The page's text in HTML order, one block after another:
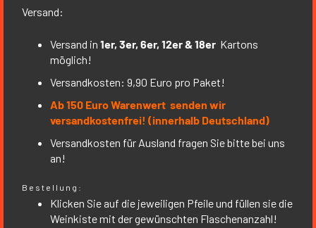
Versand:
Versand in1er, 3er, 6er, 12er & 18er Kartons
möglich!
Versandkosten: 9,90 Euro pro Paket!
Ab 150 Euro Warenwert senden wir
versandkostenfrei! (innerhalb Deutschland)
Versandkosten für Ausland fragen Sie bitte bei uns
an!
Bestellung:
Klicken Sie auf die jeweiligen Pfeile und füllen sie die
Weinkiste mit der gewünschten Flaschenanzahl!